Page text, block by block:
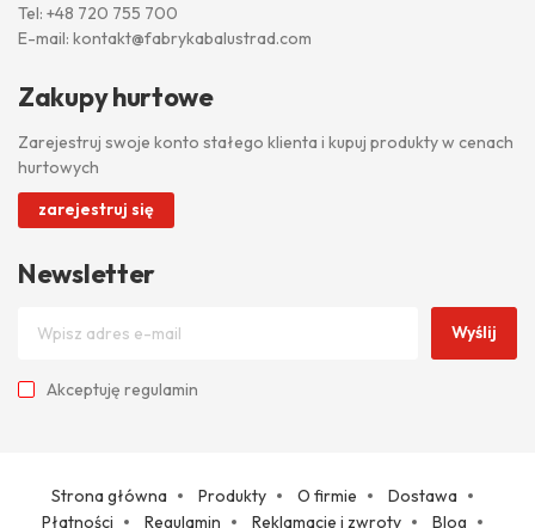
Tel: +48 720 755 700
E-mail: kontakt@fabrykabalustrad.com
Zakupy hurtowe
Zarejestruj swoje konto stałego klienta i kupuj produkty w cenach
hurtowych
zarejestruj się
Newsletter
Wyślij
Akceptuję regulamin
Strona główna Produkty O firmie
Dostawa
Płatności
Regulamin Reklamacje i zwroty Blog